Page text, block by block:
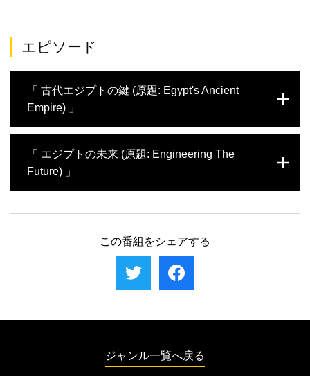
エピソード
「 古代エジプトの鍵 (原題: Egypt's Ancient
Empire) 」
プト。この国を空高くから眺めると、世界最
代でも重要な役割を果たし、流域のわずかな
土地に人口が集中している。その一方で東部
のシナイ半島では、遊牧民や聖カタリナ修道
院の修道士が厳しい暮らしを送っている。
「 エジプトの未来 (原題: Engineering The
Future) 」
を見ていく。人口が増加して都市部が混雑す
この国では首都の移転は初めてではない。古
代の首都テーベは現在のルクソールにあっ
この番組をシェアする
ジャンル一覧へ戻る